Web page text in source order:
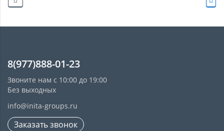
8(977)888-01-23
Звоните нам с 10:00 до 19:00
Без выходных
info@inita-groups.ru
Заказать звонок